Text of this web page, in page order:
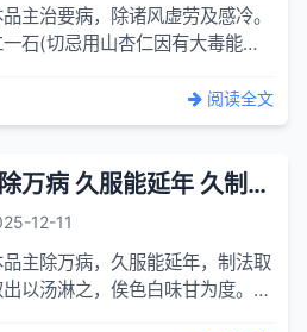
主治要病，除诸风虚劳及感冷。
石(切忌用山杏仁因有大毒能杀
阅读全文
茯苓酥秘方本品主除万病 久服能延年 久制法取上品茯苓
12-11
主除万病，久服能延年，制法取
以汤淋之，俟色白味甘为度。曝